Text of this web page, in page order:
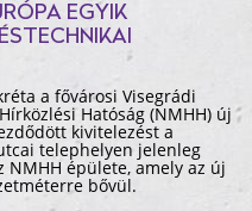
EGYIK
a fővárosi Visegrádi
Hatóság (NMHH) új
kivitelezést a
telephelyen jelenleg
épülete, amely az új
bővül.